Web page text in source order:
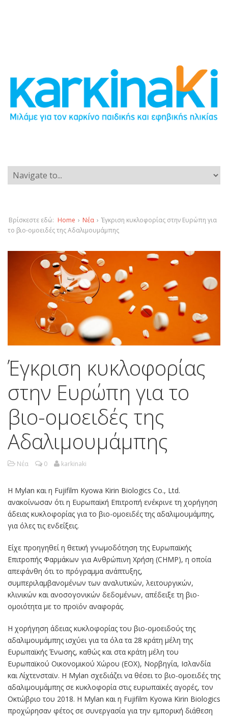
Βρίσκεστε εδώ: Home › Νέα › Έγκριση κυκλοφορίας στην Ευρώπη για
το βιο-ομοειδές της Αδαλιμουμάμπης
Έγκριση κυκλοφορίας
στην Ευρώπη για το
βιο-ομοειδές της
Αδαλιμουμάμπης
Νέα 0 karkinaki
Η Mylan και η Fujifilm Kyowa Kirin Biologics Co., Ltd.
ανακοίνωσαν ότι η Ευρωπαϊκή Επιτροπή ενέκρινε τη χορήγηση
άδειας κυκλοφορίας για το βιο-ομοειδές της αδαλιμουμάμπης,
για όλες τις ενδείξεις.
Είχε προηγηθεί η θετική γνωμοδότηση της Ευρωπαϊκής
Επιτροπής Φαρμάκων για Ανθρώπινη Χρήση (CHMP), η οποία
απεφάνθη ότι το πρόγραμμα ανάπτυξης,
συμπεριλαμβανομένων των αναλυτικών, λειτουργικών,
κλινικών και ανοσογονικών δεδομένων, απέδειξε τη βιο-
ομοιότητα με το προϊόν αναφοράς.
Η χορήγηση άδειας κυκλοφορίας του βιο-ομοειδούς της
αδαλιμουμάμπης ισχύει για τα όλα τα 28 κράτη μέλη της
Ευρωπαϊκής Ένωσης, καθώς και στα κράτη μέλη του
Ευρωπαϊκού Οικονομικού Χώρου (ΕΟΧ), Νορβηγία, Ισλανδία
και Λίχτενσταϊν. H Mylan σχεδιάζει να θέσει το βιο-ομοειδές της
αδαλιμουμάμπης σε κυκλοφορία στις ευρωπαϊκές αγορές, τον
Οκτώβριο του 2018. Η Mylan και η Fujifilm Kyowa Kirin Biologics
προχώρησαν φέτος σε συνεργασία για την εμπορική διάθεση